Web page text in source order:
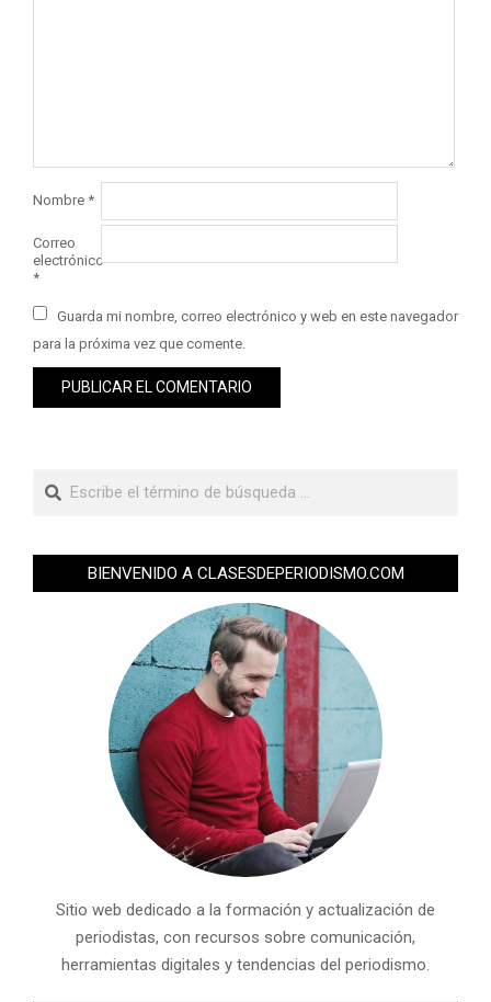
Nombre *
Correo
electrónico
*
Guarda mi nombre, correo electrónico y web en este navegador
para la próxima vez que comente.
BIENVENIDO A CLASESDEPERIODISMO.COM
Sitio web dedicado a la formación y actualización de
periodistas, con recursos sobre comunicación,
herramientas digitales y tendencias del periodismo.